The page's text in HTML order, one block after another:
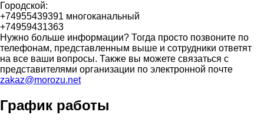
Городской:
+74955439391 многоканальный
+74959431363
Нужно больше информации? Тогда просто позвоните по
телефонам, представленным выше и сотрудники ответят
на все ваши вопросы. Также вы можете связаться с
представителями организации по электронной почте
zakaz@morozu.net
График работы